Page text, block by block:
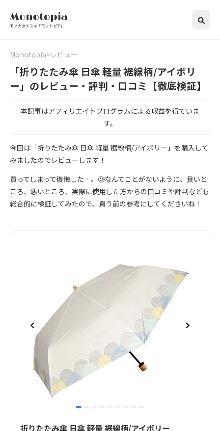
Monotopia
モノガダイスキ『モノトピア』
Monotopia レビュー
「折りたたみ傘 日傘 軽量 裾線柄/アイボリ
ー」のレビュー・評判・口コミ【徹底検証】
本記事はアフィリエイトプログラムによる収益を得ていま
す。
今回は「折りたたみ傘 日傘 軽量 裾線柄/アイボリー」を購入して
みましたのでレビューします！
買ってしまって後悔した…。🥲なんてことがないように、良いと
ころ、悪いところ、実際に使用した方からの口コミや評判なども
総合的に検証してみたので、買う前の参考にしてくださいね！
item
1
折りたたみ傘 日傘 軽量 裾線柄/アイボリー